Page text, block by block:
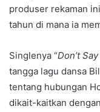
produser rekaman
tahun di mana ia
Singlenya “Don’t
tangga lagu dansa
tentang hubungan
dikait-kaitkan